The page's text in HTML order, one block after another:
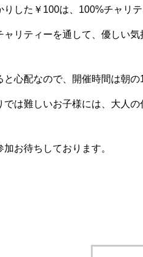
りした￥100は、100%チャリ
ャリティーを通して、優しい気
と心配なので、開催時間は朝
では難しいお子様には、大人
お待ちしております。